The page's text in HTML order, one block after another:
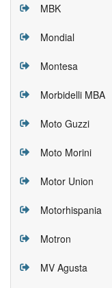
MBK
Mondial
Montesa
Morbidelli MBA
Moto Guzzi
Moto Morini
Motor Union
Motorhispania
Motron
MV Agusta